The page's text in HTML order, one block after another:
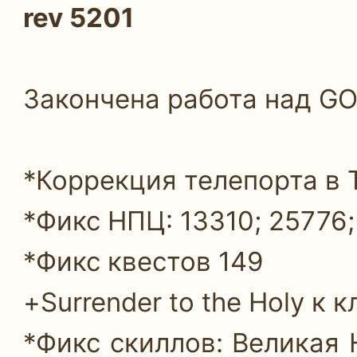
rev 5201
Закончена работа над
*Коррекция телепорта
*Фикс НПЦ: 13310;
*Фикс квестов 149
+Surrender to the Holy к
*Фикс скиллов: